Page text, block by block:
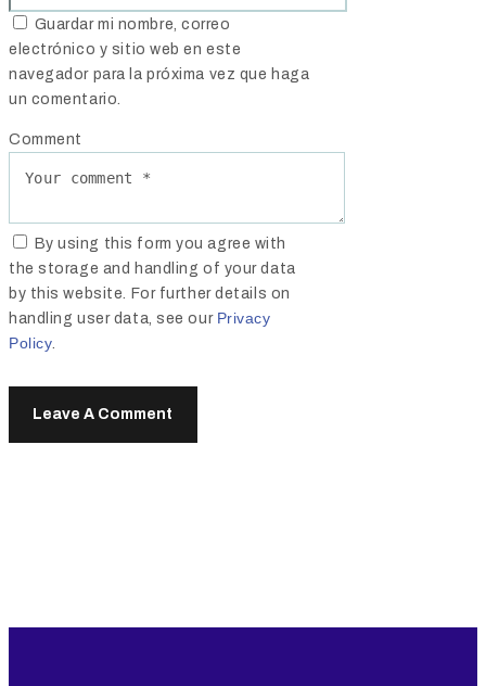
Guardar mi nombre, correo
electrónico y sitio web en este
navegador para la próxima vez que haga
un comentario.
Comment
By using this form you agree with
the storage and handling of your data
by this website. For further details on
handling user data, see our Privacy
Policy.